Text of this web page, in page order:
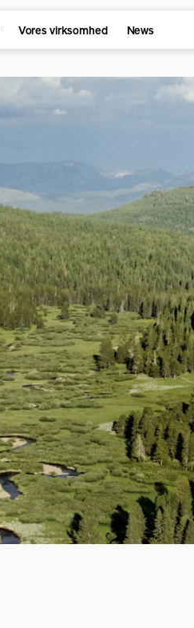
Vores virksomhed News